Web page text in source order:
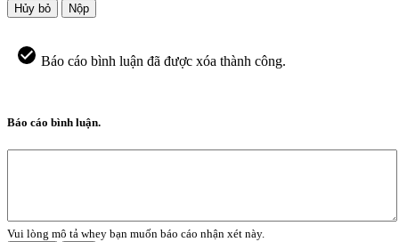
Hủy bỏ Nộp
Báo cáo bình luận đã được xóa thành công.
Báo cáo bình luận.
Vui lòng mô tả whey bạn muốn báo cáo nhận xét này.